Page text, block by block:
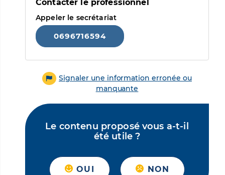
Contacter le professionnel
Appeler le secrétariat
0696716594
Signaler une information erronée ou
manquante
Le contenu proposé vous a-t-il
été utile ?
OUI NON